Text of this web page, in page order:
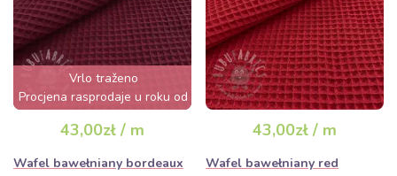
Vrlo traženo
Procjena rasprodaje u roku od
nekoliko sati
43,00zł / m
Wafel bawełniany bordeaux
43,00zł / m
Wafel bawełniany red